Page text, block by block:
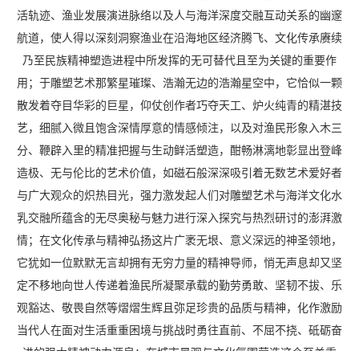
活轨迹、渔业发展演进脉络以及人与海洋深度交融互动关系的幽邃
航道，使人得以深刻洞察渔业在沿海地区经济腾飞、文化传承赓续
乃至民族精神塑造进程中所发挥的无可替代且至为关键的重要作
用；于雕塑艺术那繁星璀璨、浩瀚无边的浩瀚星空中，它恰似一颗
散发着夺目华彩的巨星，仰仗创作者巧夺天工、炉火纯青的精湛技
艺，细腻入微且饱含深情厚意的情感倾注，以及对渔民形象入木三
分、鞭辟入里的精准把握与生动鲜活塑造，酣畅淋漓地彰显出登峰
造极、无与伦比的艺术价值，如磁石般深深吸引着无数艺术爱好者
与广大观众的炽热目光，强力激发起人们对雕塑艺术与海洋文化水
乳交融所蕴含的无尽奥秘与魅力进行深入探究与热烈研讨的澎湃激
情；在文化传承与精神弘扬这片广袤无垠、意义深远的神圣领地，
它犹如一位默默无言却拥有无穷力量的精神导师，悄无声息却又坚
定不移地向世人传递着渔民所凝聚承载的勤劳勇敢、坚韧不拔、乐
观豁达、敬畏自然等熠熠生辉且弥足珍贵的品质与精神，化作激励
当代人在面对生活重重困境与挑战时勇往直前、不屈不挠、砥砺奋